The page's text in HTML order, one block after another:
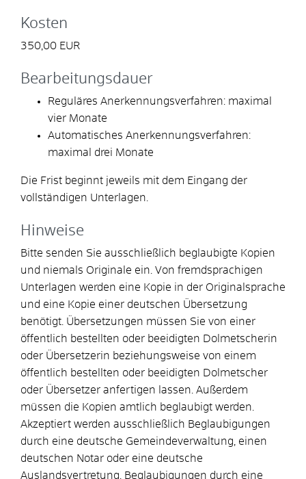
Kosten
350,00 EUR
Bearbeitungsdauer
Reguläres Anerkennungsverfahren: maximal
vier Monate
Automatisches Anerkennungsverfahren:
maximal drei Monate
Die Frist beginnt jeweils mit dem Eingang der
vollständigen Unterlagen.
Hinweise
Bitte senden Sie ausschließlich beglaubigte Kopien
und niemals Originale ein. Von fremdsprachigen
Unterlagen werden eine Kopie in der Originalsprache
und eine Kopie einer deutschen Übersetzung
benötigt. Übersetzungen müssen Sie von einer
öffentlich bestellten oder beeidigten Dolmetscherin
oder Übersetzerin beziehungsweise von einem
öffentlich bestellten oder beeidigten Dolmetscher
oder Übersetzer anfertigen lassen. Außerdem
müssen die Kopien amtlich beglaubigt werden.
Akzeptiert werden ausschließlich Beglaubigungen
durch eine deutsche Gemeindeverwaltung, einen
deutschen Notar oder eine deutsche
Auslandsvertretung. Beglaubigungen durch eine